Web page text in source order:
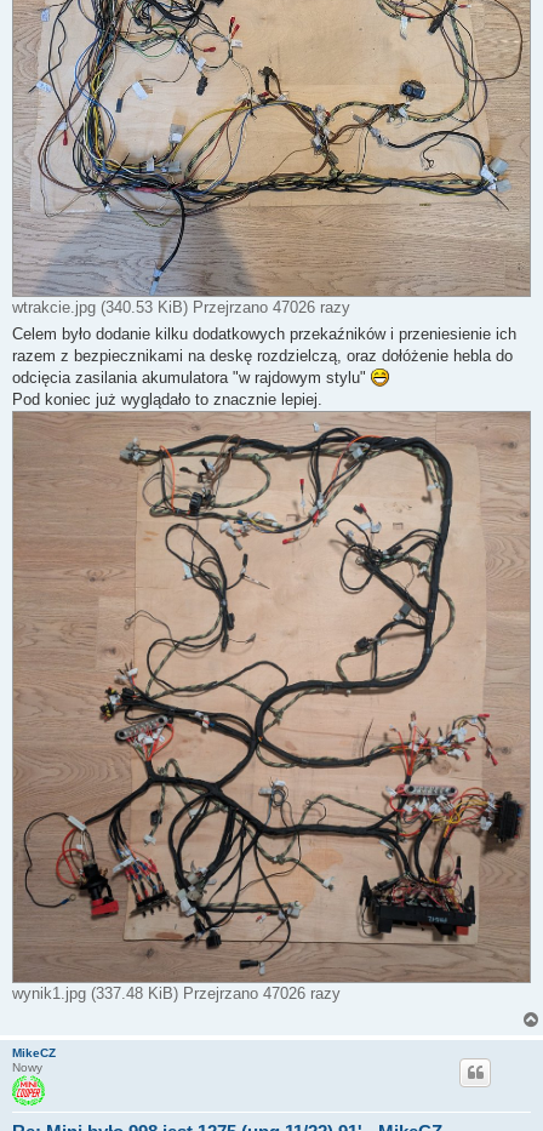
wtrakcie.jpg (340.53 KiB) Przejrzano 47026 razy
Celem było dodanie kilku dodatkowych przekaźników i przeniesienie ich
razem z bezpiecznikami na deskę rozdzielczą, oraz dołóżenie hebla do
odcięcia zasilania akumulatora "w rajdowym stylu"
Pod koniec już wyglądało to znacznie lepiej.
wynik1.jpg (337.48 KiB) Przejrzano 47026 razy
MikeCZ
Nowy